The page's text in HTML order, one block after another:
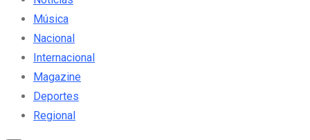
Música
Nacional
Internacional
Magazine
Deportes
Regional